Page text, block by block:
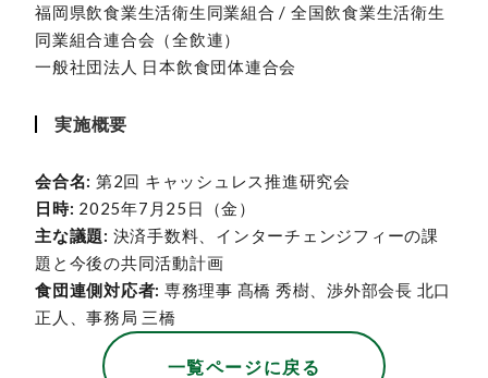
福岡県飲食業生活衛生同業組合 / 全国飲食業生活衛生
同業組合連合会（全飲連）
一般社団法人 日本飲食団体連合会
実施概要
会合名: 第2回 キャッシュレス推進研究会
日時: 2025年7月25日（金）
主な議題: 決済手数料、インターチェンジフィーの課
題と今後の共同活動計画
食団連側対応者: 専務理事 髙橋 秀樹、渉外部会長 北口
正人、事務局 三橋
一覧ページに戻る